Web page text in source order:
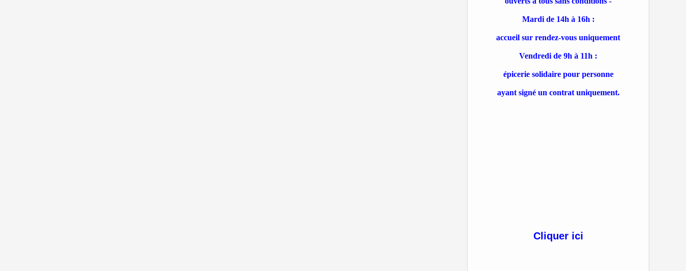
Mardi de 14h à 16h :
accueil sur rendez-vous uniquement
Vendredi de 9h à 11h :
épicerie solidaire pour personne
ayant signé un contrat uniquement.
Cliquer ici